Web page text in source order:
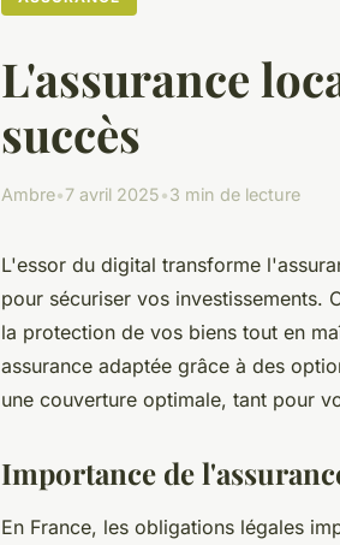
L'assurance
succès
Ambre•7 avril 2025•3 min de lecture
L'essor du digital transforme
pour sécuriser vos investissements.
la protection de vos biens tout en
assurance adaptée grâce à des
une couverture optimale, tant pour
Importance de
En France, les obligations légales